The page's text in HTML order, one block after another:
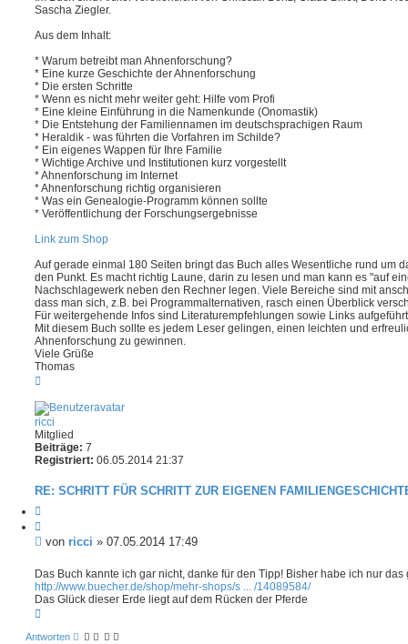
h
m
s
Sascha Ziegler.
Aus dem Inhalt:
* Warum betreibt man Ahnenforschung?
* Eine kurze Geschichte der Ahnenforschung
* Die ersten Schritte
* Wenn es nicht mehr weiter geht: Hilfe vom Profi
* Eine kleine Einführung in die Namenkunde (Onomastik)
* Die Entstehung der Familiennamen im deutschsprachigen Raum
* Heraldik - was führten die Vorfahren im Schilde?
* Ein eigenes Wappen für Ihre Familie
* Wichtige Archive und Institutionen kurz vorgestellt
* Ahnenforschung im Internet
* Ahnenforschung richtig organisieren
* Was ein Genealogie-Programm können sollte
* Veröffentlichung der Forschungsergebnisse
Link zum Shop
Auf gerade einmal 180 Seiten bringt das Buch alles Wesentliche rund um
den Punkt. Es macht richtig Laune, darin zu lesen und man kann es "auf
Nachschlagewerk neben den Rechner legen. Viele Bereiche sind mit
dass man sich, z.B. bei Programmalternativen, rasch einen Überblick
Für weitergehende Infos sind Literaturempfehlungen sowie Links
Mit diesem Buch sollte es jedem Leser gelingen, einen leichten und
Ahnenforschung zu gewinnen.
Viele Grüße
Thomas
c
h
o
b
e
n
ricci
Mitglied
Beiträge: 7
Registriert: 06.05.2014 21:37
RE: SCHRITT FÜR SCHRITT ZUR EIGENEN
t
i
r
e
n
B
i
t
r
g
von ricci » 07.05.2014 17:49
Das Buch kannte ich gar nicht, danke für den Tipp! Bisher habe ich nur das
http://www.buecher.de/shop/mehr-shops/s ... /14089584/
Das Glück dieser Erde liegt auf dem Rücken der Pferde
c
Antworten